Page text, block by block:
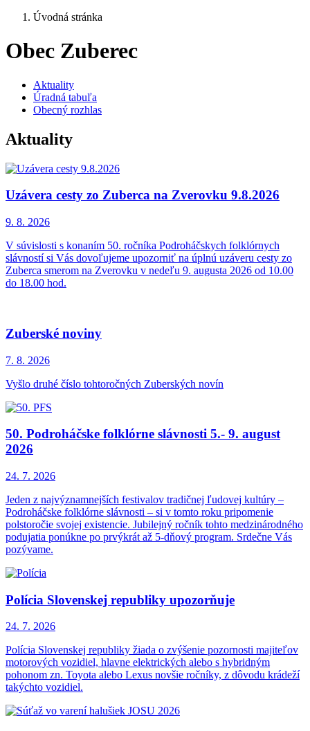
Úvodná stránka
Obec Zuberec
Aktuality
Úradná tabuľa
Obecný rozhlas
Aktuality
Uzávera cesty zo Zuberca na Zverovku 9.8.2026
9. 8. 2026
V súvislosti s konaním 50. ročníka Podroháčskych folklórnych
slávností si Vás dovoľujeme upozorniť na úplnú uzáveru cesty zo
Zuberca smerom na Zverovku v nedeľu 9. augusta 2026 od 10.00
do 18.00 hod.
Zuberské noviny
7. 8. 2026
Vyšlo druhé číslo tohtoročných Zuberských novín
50. Podroháčske folklórne slávnosti 5.- 9. august
2026
24. 7. 2026
Jeden z najvýznamnejších festivalov tradičnej ľudovej kultúry –
Podroháčske folklórne slávnosti – si v tomto roku pripomenie
polstoročie svojej existencie. Jubilejný ročník tohto medzinárodného
podujatia ponúkne po prvýkrát až 5-dňový program. Srdečne Vás
pozývame.
Polícia Slovenskej republiky upozorňuje
24. 7. 2026
Polícia Slovenskej republiky žiada o zvýšenie pozornosti majiteľov
motorových vozidiel, hlavne elektrických alebo s hybridným
pohonom zn. Toyota alebo Lexus novšie ročníky, z dôvodu krádeží
takýchto vozidiel.